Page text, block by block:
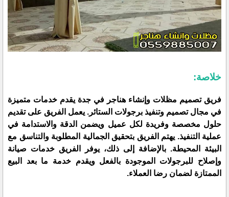
خلاصة:
فريق تصميم مظلات وإنشاء هناجر في جدة يقدم خدمات متميزة
في مجال تصميم وتنفيذ برجولات الستائر. يعمل الفريق على تقديم
حلول مخصصة وفريدة لكل عميل ويضمن الدقة والاستدامة في
عملية التنفيذ. يهتم الفريق بتحقيق الجمالية المطلوبة والتناسق مع
البيئة المحيطة. بالإضافة إلى ذلك، يوفر الفريق خدمات صيانة
وإصلاح للبرجولات الموجودة بالفعل ويقدم خدمة ما بعد البيع
الممتازة لضمان رضا العملاء.